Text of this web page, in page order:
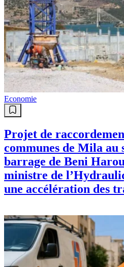
Economie
Projet de
communes de Mila au
barrage de Beni
ministre de
une accélération des